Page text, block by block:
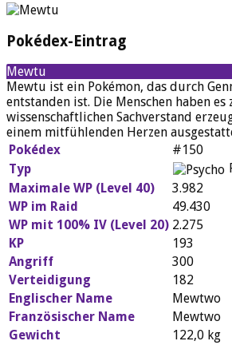
Pokédex-Eintrag
Mewtu
Mewtu ist ein Pokémon, das durch
entstanden ist. Die Menschen haben
wissenschaftlichen Sachverstand
einem mitfühlenden Herzen
Pokédex
#150
Typ
Maximale WP (Level 40)
3.982
WP im Raid
49.430
WP mit 100% IV (Level 20) 2.275
KP
193
Angriff
300
Verteidigung
182
Englischer Name
Mewtwo
Französischer Name
Mewtwo
Gewicht
122,0 kg